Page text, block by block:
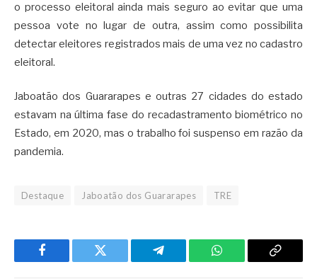
o processo eleitoral ainda mais seguro ao evitar que uma
pessoa vote no lugar de outra, assim como possibilita
detectar eleitores registrados mais de uma vez no cadastro
eleitoral.
Jaboatão dos Guararapes e outras 27 cidades do estado
estavam na última fase do recadastramento biométrico no
Estado, em 2020, mas o trabalho foi suspenso em razão da
pandemia.
Destaque Jaboatão dos Guararapes TRE
Facebook Twitter Telegram WhatsApp Copy